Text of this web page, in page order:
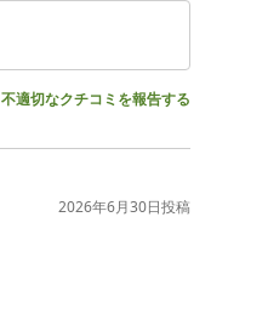
不適切なクチコミを報告する
2026年6月30日投稿